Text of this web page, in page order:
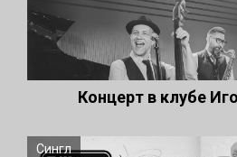
Концерт в клубе
Сингл